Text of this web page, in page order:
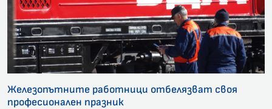
Железопътните работници отбелязват своя
професионален празник